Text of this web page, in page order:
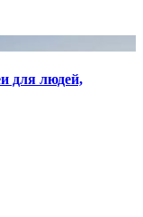
для людей,